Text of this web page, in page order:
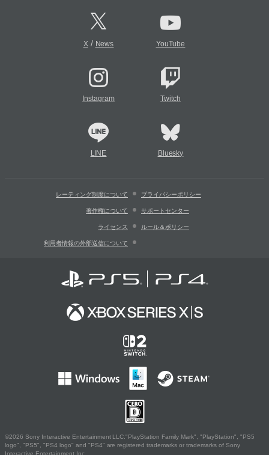
X/ News YouTube
Instagram Twitch
LINE Bluesky
レーティング制度について プライバシーポリシー
著作権について サポートセンター
ライセンス ルール＆ポリシー
利用者情報の外部送信について
©2026 Sony Interactive Entertainment LLC."PlayStation Family Mark", "PlayStation", "PS5
logo", "PS5", "PS4 logo" and "PS4" are registered trademarks or trademarks of Sony
Interactive Entertainment Inc.